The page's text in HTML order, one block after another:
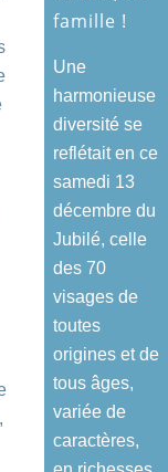
famille !
Une
harmonieuse
diversité se
reflétait en ce
samedi 13
décembre du
Jubilé, celle
des 70
visages de
toutes
origines et de
tous âges,
variée de
caractères,